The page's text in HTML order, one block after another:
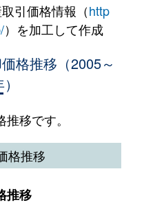
瑞浪
徒歩2時間
瑞浪
瑞浪
徒歩9分
瑞浪
引価格情報（http
）を加工して作成
格推移（2005～
移です。
格推移
推移